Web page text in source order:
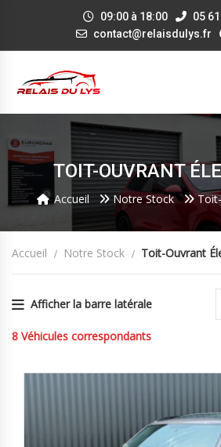
09:00 à 18:00
05
contact@relaisdulys.fr
TOIT-OUVRANT
Accueil Notre Stock
Accueil Notre Stock Toit-Ouvrant
Afficher la barre latérale
8 Véhicules correspondants